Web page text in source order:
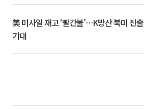
美 미사일 재고 ‘빨간불’…K방산 북미 진출
기대